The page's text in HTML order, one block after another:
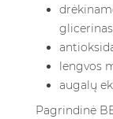
lengvos
augalų
Pagrindinė